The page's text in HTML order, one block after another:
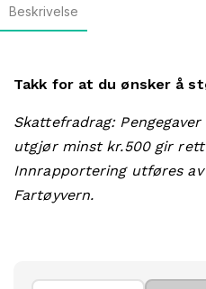
Beskrivelse
Takk for at du ønsker å
Skattefradrag:
utgjør minst kr.500 gir
Innrapportering utføres
Fartøyvern.